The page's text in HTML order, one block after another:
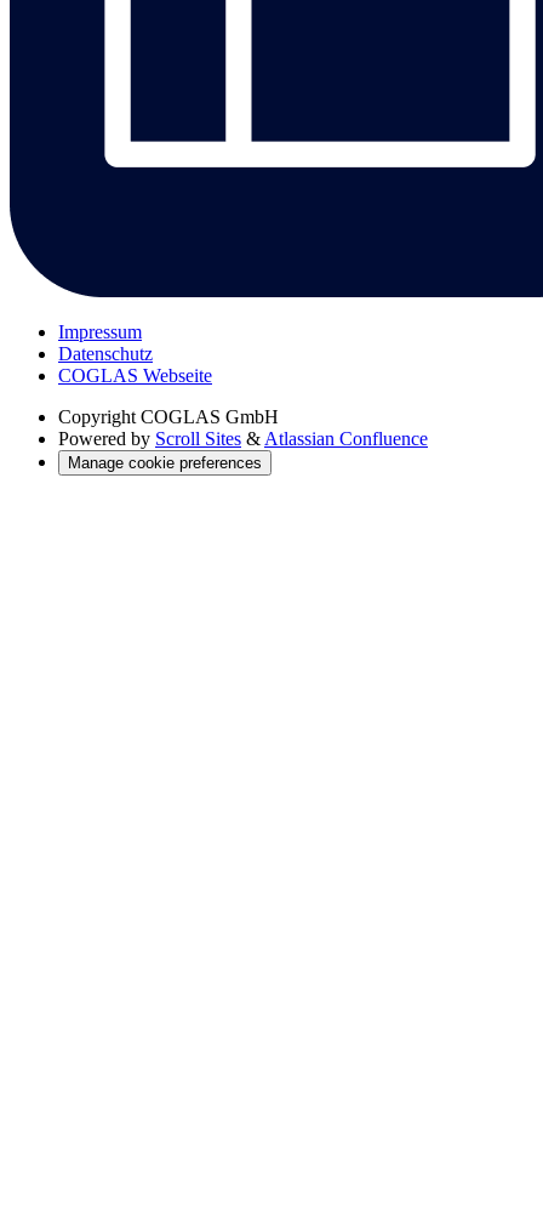
Impressum
Datenschutz
COGLAS Webseite
Copyright COGLAS GmbH
Powered by Scroll Sites & Atlassian Confluence
Manage cookie preferences